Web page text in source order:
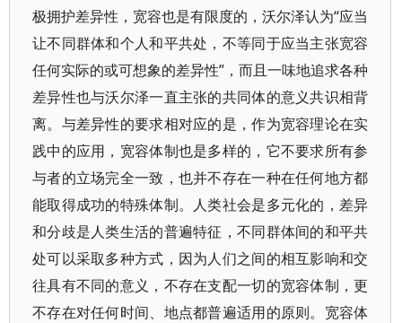
极拥护差异性，宽容也是有限度的，沃尔泽认为“应当
让不同群体和个人和平共处，不等同于应当主张宽容
任何实际的或可想象的差异性”，而且一味地追求各种
差异性也与沃尔泽一直主张的共同体的意义共识相背
离。与差异性的要求相对应的是，作为宽容理论在实
践中的应用，宽容体制也是多样的，它不要求所有参
与者的立场完全一致，也并不存在一种在任何地方都
能取得成功的特殊体制。人类社会是多元化的，差异
和分歧是人类生活的普遍特征，不同群体间的和平共
处可以采取多种方式，因为人们之间的相互影响和交
往具有不同的意义，不存在支配一切的宽容体制，更
不存在对任何时间、地点都普遍适用的原则。宽容体